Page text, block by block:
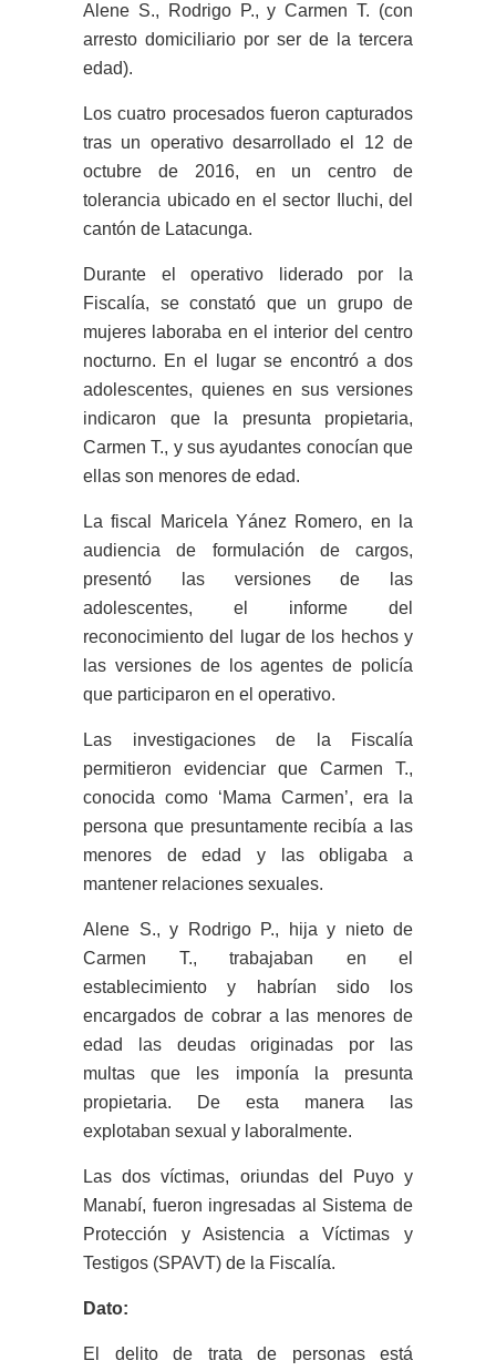
Alene S., Rodrigo P., y Carmen T. (con
arresto domiciliario por ser de la tercera
edad).
Los cuatro procesados fueron capturados
tras un operativo desarrollado el 12 de
octubre de 2016, en un centro de
tolerancia ubicado en el sector Iluchi, del
cantón de Latacunga.
Durante el operativo liderado por la
Fiscalía, se constató que un grupo de
mujeres laboraba en el interior del centro
nocturno. En el lugar se encontró a dos
adolescentes, quienes en sus versiones
indicaron que la presunta propietaria,
Carmen T., y sus ayudantes conocían que
ellas son menores de edad.
La fiscal Maricela Yánez Romero, en la
audiencia de formulación de cargos,
presentó las versiones de las
adolescentes, el informe del
reconocimiento del lugar de los hechos y
las versiones de los agentes de policía
que participaron en el operativo.
Las investigaciones de la Fiscalía
permitieron evidenciar que Carmen T.,
conocida como ‘Mama Carmen’, era la
persona que presuntamente recibía a las
menores de edad y las obligaba a
mantener relaciones sexuales.
Alene S., y Rodrigo P., hija y nieto de
Carmen T., trabajaban en el
establecimiento y habrían sido los
encargados de cobrar a las menores de
edad las deudas originadas por las
multas que les imponía la presunta
propietaria. De esta manera las
explotaban sexual y laboralmente.
Las dos víctimas, oriundas del Puyo y
Manabí, fueron ingresadas al Sistema de
Protección y Asistencia a Víctimas y
Testigos (SPAVT) de la Fiscalía.
Dato:
El delito de trata de personas está